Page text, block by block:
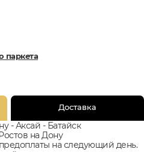
паркета
Доставка
- Аксай - Батайск
на Дону
на следующий день.